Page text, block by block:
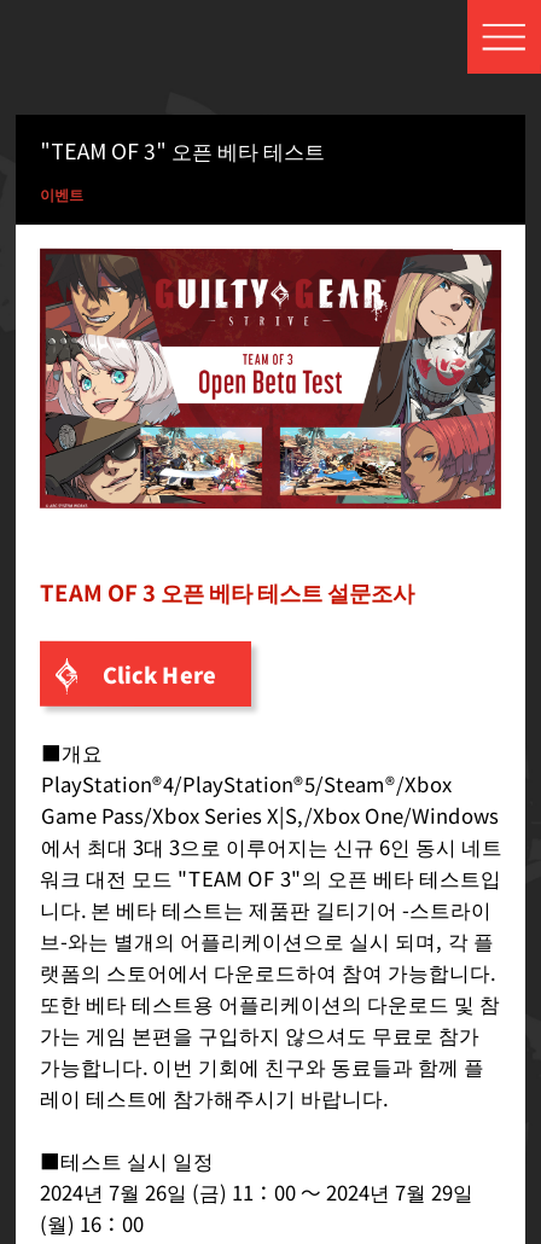
"TEAM OF 3" 오픈 베타 테스트
이벤트
TEAM OF 3 오픈 베타 테스트 설문조사
Click Here
■개요
PlayStation®4/PlayStation®5/Steam®/Xbox
Game Pass/Xbox Series X|S,/Xbox One/Windows
에서 최대 3대 3으로 이루어지는 신규 6인 동시 네트
워크 대전 모드 "TEAM OF 3"의 오픈 베타 테스트입
니다. 본 베타 테스트는 제품판 길티기어 -스트라이
브-와는 별개의 어플리케이션으로 실시 되며, 각 플
랫폼의 스토어에서 다운로드하여 참여 가능합니다.
또한 베타 테스트용 어플리케이션의 다운로드 및 참
가는 게임 본편을 구입하지 않으셔도 무료로 참가
가능합니다. 이번 기회에 친구와 동료들과 함께 플
레이 테스트에 참가해주시기 바랍니다.
■테스트 실시 일정
2024년 7월 26일 (금) 11：00 ～ 2024년 7월 29일
(월) 16：00